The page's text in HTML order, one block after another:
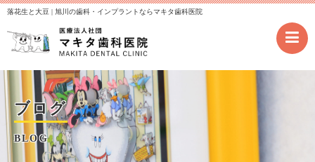
落花生と大豆 | 旭川の歯科・インプラントならマキタ歯科医院
ブログ
BLOG